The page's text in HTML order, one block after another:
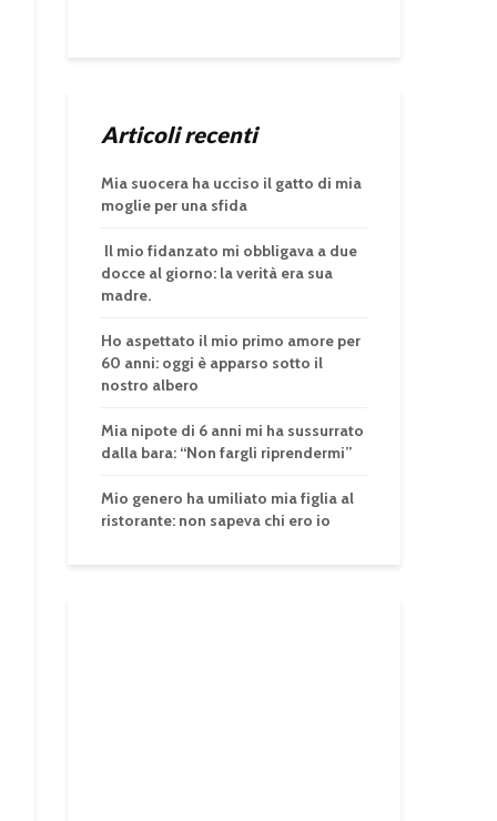
Articoli recenti
Mia suocera ha ucciso il gatto di mia
moglie per una sfida
Il mio fidanzato mi obbligava a due
docce al giorno: la verità era sua
madre.
Ho aspettato il mio primo amore per
60 anni: oggi è apparso sotto il
nostro albero
Mia nipote di 6 anni mi ha sussurrato
dalla bara: “Non fargli riprendermi”
Mio genero ha umiliato mia figlia al
ristorante: non sapeva chi ero io